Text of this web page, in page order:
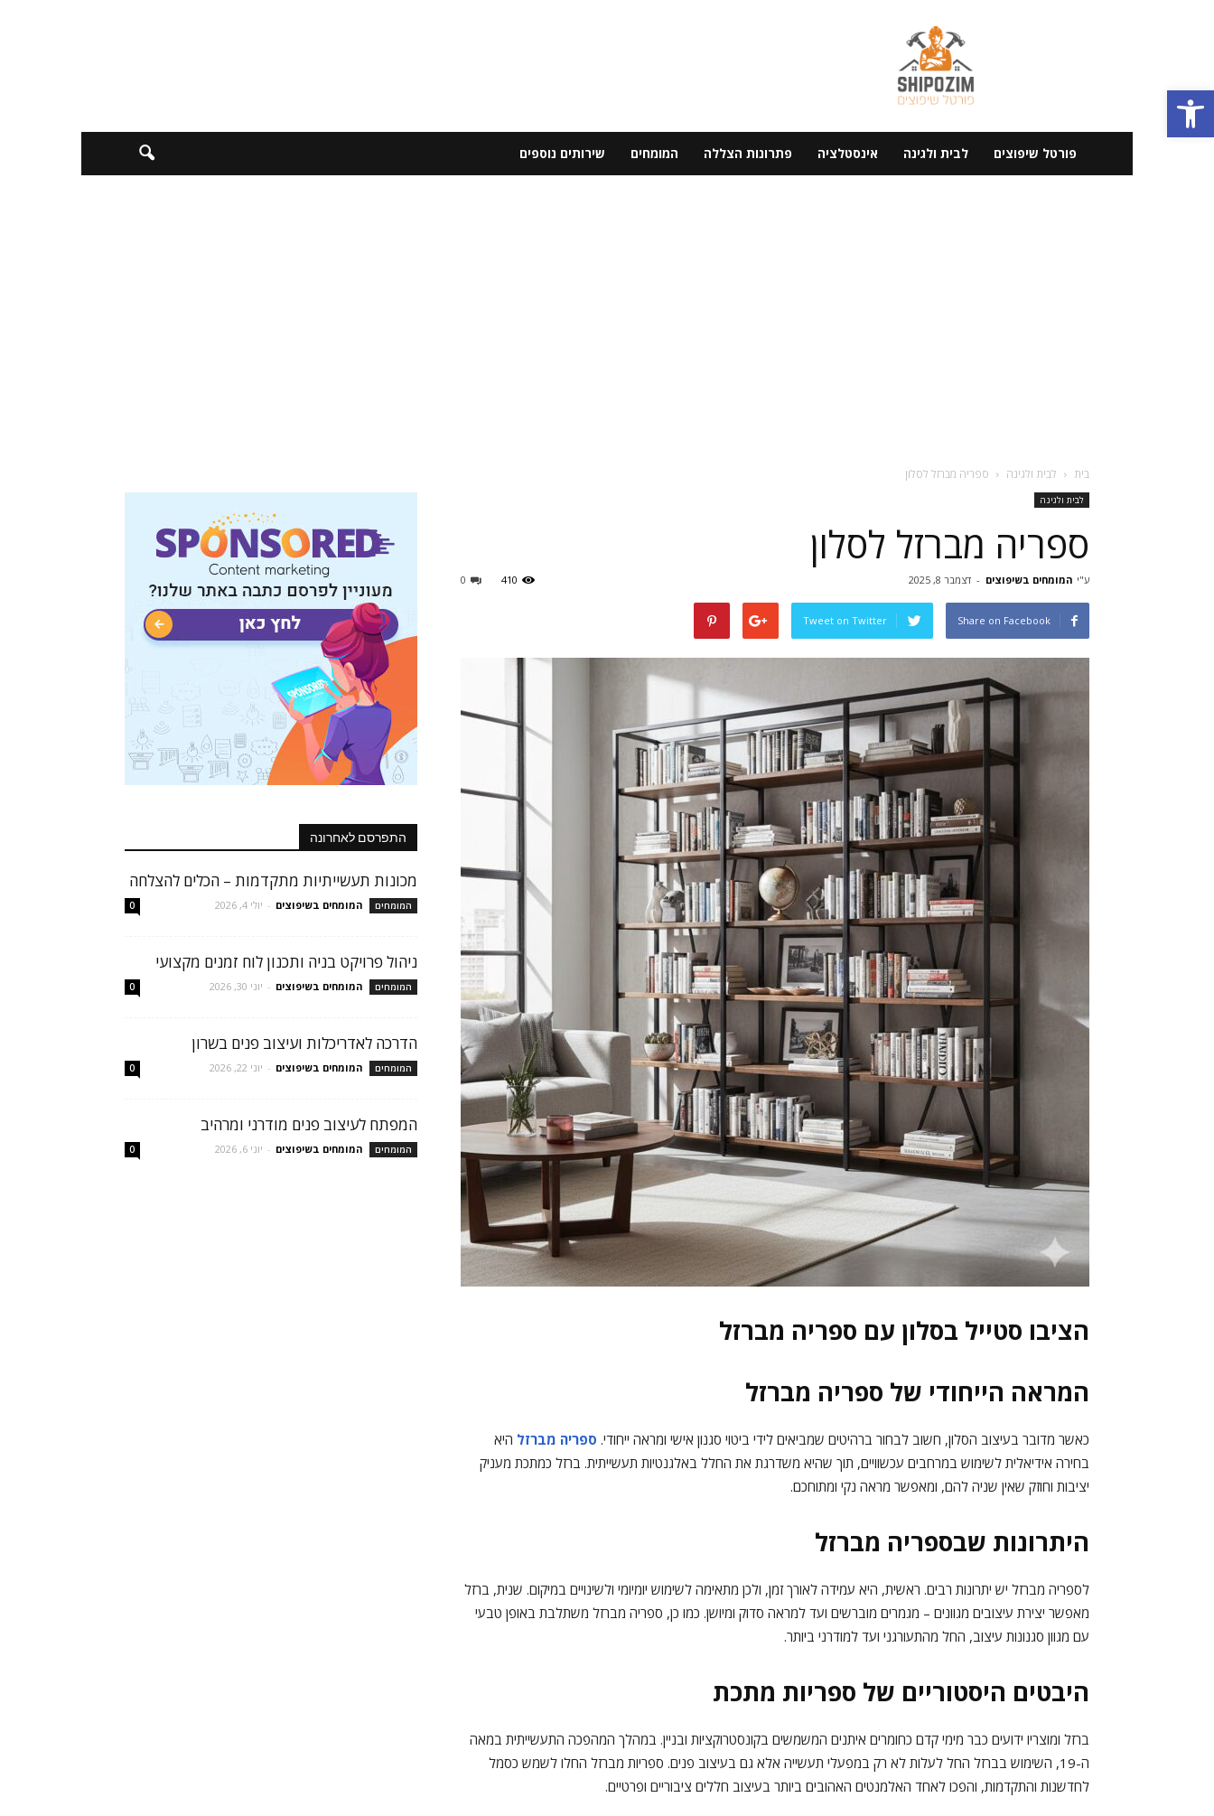
פתח סרגל נגישות
פורטל שיפוצים לבית ולגינה אינסטלציה פתרונות הצללה המומחים שירותים נוספים
בית לבית ולגינה ספריה מברזל לסלון
לבית ולגינה
ספריה מברזל לסלון
ע"י המומחים בשיפוצים - דצמבר 8, 2025 0 410
Share on Facebook
Tweet on Twitter
הציבו סטייל בסלון עם ספריה מברזל
המראה הייחודי של ספריה מברזל
כאשר מדובר בעיצוב הסלון, חשוב לבחור ברהיטים שמביאים לידי ביטוי סגנון אישי ומראה ייחודי. ספריה מברזל היא
בחירה אידיאלית לשימוש במרחבים עכשוויים, תוך שהיא משדרגת את החלל באלגנטיות תעשייתית. ברזל כמתכת מעניק
יציבות וחוזק שאין שניה להם, ומאפשר מראה נקי ומתוחכם.
היתרונות שבספריה מברזל
לספריה מברזל יש יתרונות רבים. ראשית, היא עמידה לאורך זמן, ולכן מתאימה לשימוש יומיומי ולשינויים במיקום. שנית, ברזל
מאפשר יצירת עיצובים מגוונים – מגמרים מוברשים ועד למראה סדוק ומיושן. כמו כן, ספריה מברזל משתלבת באופן טבעי
עם מגוון סגנונות עיצוב, החל מהתעורגני ועד למודרני ביותר.
היבטים היסטוריים של ספריות מתכת
ברזל ומוצריו ידועים כבר מימי קדם כחומרים איתנים המשמשים בקונסטרוקציות ובניין. במהלך המהפכה התעשייתית במאה
ה-19, השימוש בברזל החל לעלות לא רק במפעלי תעשייה אלא גם בעיצוב פנים. ספריות מברזל החלו לשמש כסמל
לחדשנות והתקדמות, והפכו לאחד האלמנטים האהובים ביותר בעיצוב חללים ציבוריים ופרטיים.
התפרסם לאחרונה
מכונות תעשייתיות מתקדמות – הכלים להצלחה
המומחים המומחים בשיפוצים - יולי 4, 2026 0
ניהול פרויקט בניה ותכנון לוח זמנים מקצועי
המומחים המומחים בשיפוצים - יוני 30, 2026 0
הדרכה לאדריכלות ועיצוב פנים בשרון
המומחים המומחים בשיפוצים - יוני 22, 2026 0
המפתח לעיצוב פנים מודרני ומרהיב
המומחים המומחים בשיפוצים - יוני 6, 2026 0